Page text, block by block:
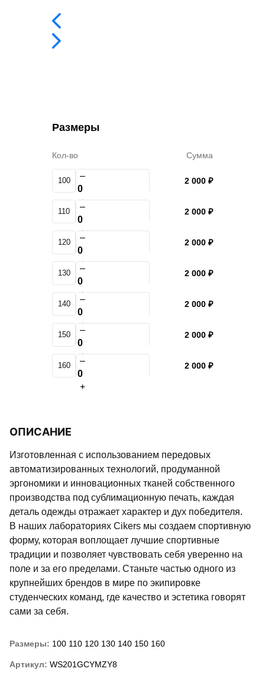
Размеры
Кол-во Сумма
100 –
+
2 000 ₽
110 –
+
2 000 ₽
120 –
+
2 000 ₽
130 –
+
2 000 ₽
140 –
+
2 000 ₽
150 –
+
2 000 ₽
160 –
+
2 000 ₽
ОПИСАНИЕ
Изготовленная с использованием передовых
автоматизированных технологий, продуманной
эргономики и инновационных тканей собственного
производства под сублимационную печать, каждая
деталь одежды отражает характер и дух победителя.
В наших лабораториях Cikers мы создаем спортивную
форму, которая воплощает лучшие спортивные
традиции и позволяет чувствовать себя уверенно на
поле и за его пределами. Станьте частью одного из
крупнейших брендов в мире по экипировке
студенческих команд, где качество и эстетика говорят
сами за себя.
Размеры: 100 110 120 130 140 150 160
Артикул: WS201GCYMZY8